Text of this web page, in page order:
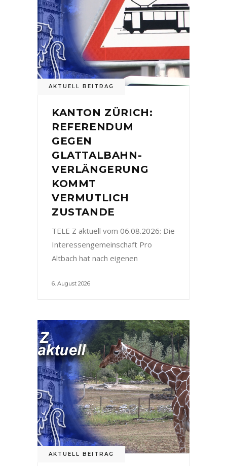
AKTUELL BEITRAG
KANTON ZÜRICH:
REFERENDUM
GEGEN
GLATTALBAHN-
VERLÄNGERUNG
KOMMT
VERMUTLICH
ZUSTANDE
TELE Z aktuell vom 06.08.2026: Die
Interessengemeinschaft Pro
Altbach hat nach eigenen
6. August 2026
AKTUELL BEITRAG